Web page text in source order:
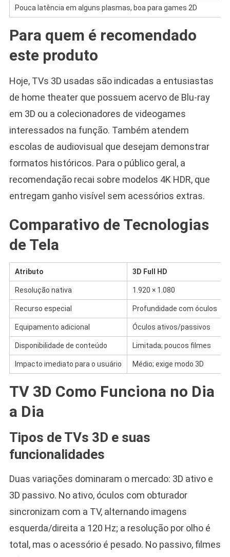
Pouca latência em alguns plasmas, boa para games 2D
Para quem é recomendado
este produto
Hoje, TVs 3D usadas são indicadas a entusiastas
de home theater que possuem acervo de Blu-ray
em 3D ou a colecionadores de videogames
interessados na função. Também atendem
escolas de audiovisual que desejam demonstrar
formatos históricos. Para o público geral, a
recomendação recai sobre modelos 4K HDR, que
entregam ganho visível sem acessórios extras.
Comparativo de Tecnologias
de Tela
Atributo 3D Full HD
Resolução nativa 1.920 × 1.080
Recurso especial Profundidade com óculos
Equipamento adicional Óculos ativos/passivos
Disponibilidade de conteúdo Limitada; poucos filmes
Impacto imediato para o usuário Médio; exige modo 3D
TV 3D Como Funciona no Dia
a Dia
Tipos de TVs 3D e suas
funcionalidades
Duas variações dominaram o mercado: 3D ativo e
3D passivo. No ativo, óculos com obturador
sincronizam com a TV, alternando imagens
esquerda/direita a 120 Hz; a resolução por olho é
total, mas o acessório é pesado. No passivo, filmes